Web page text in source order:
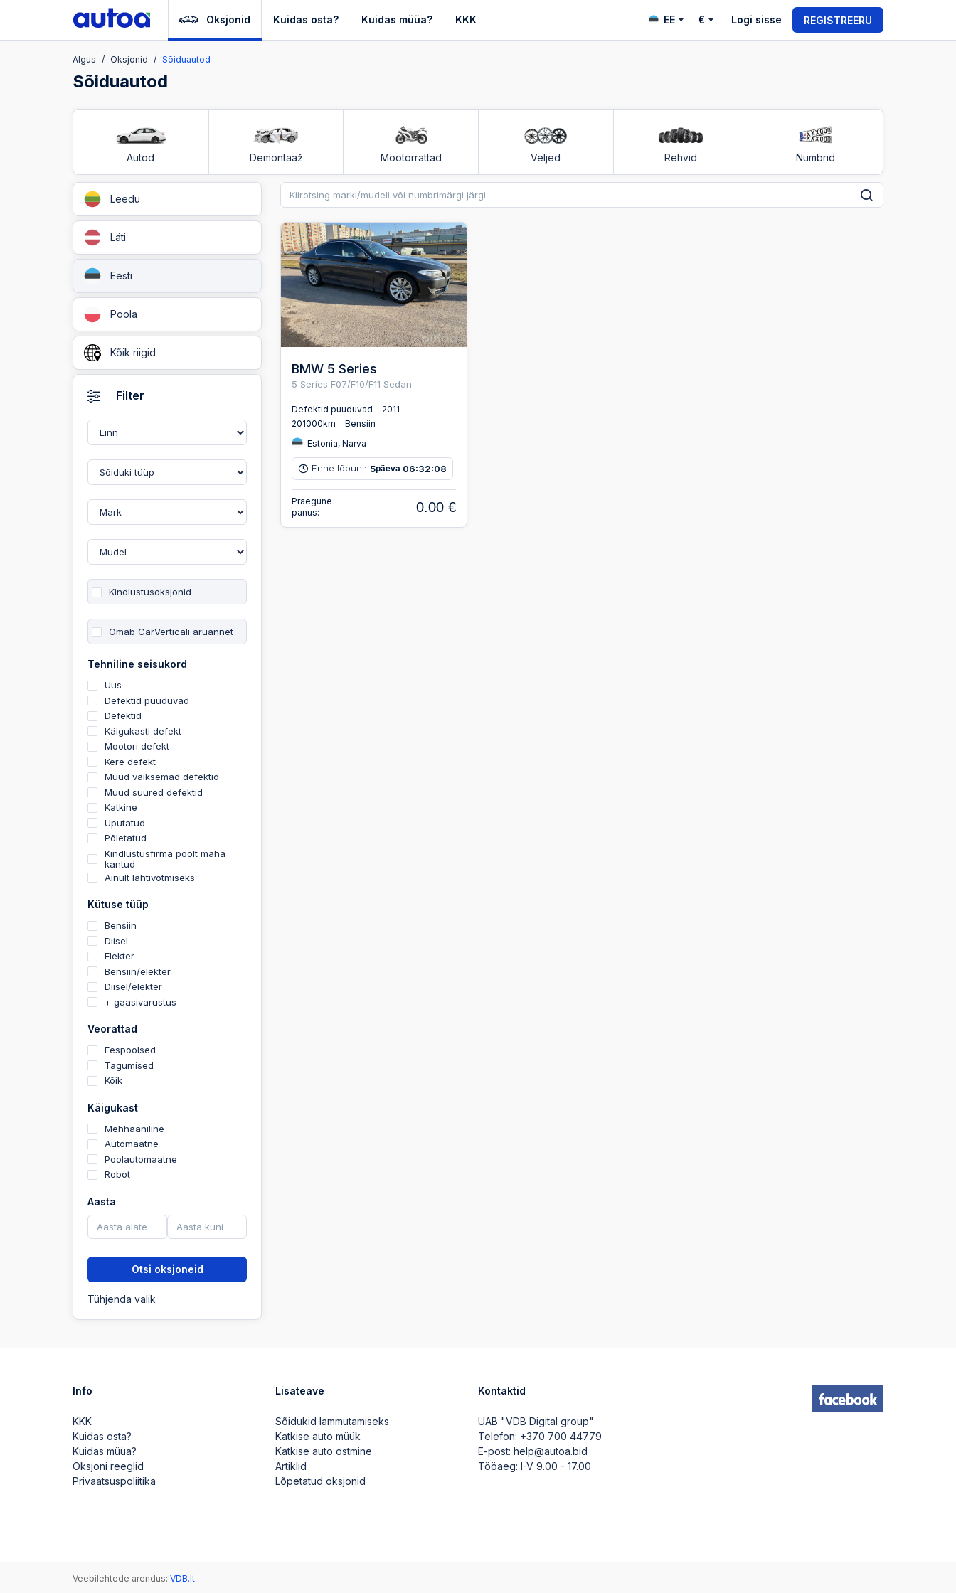
Oksjonid Kuidas osta? Kuidas müüa? KKK EE € Logi sisse REGISTREERU
Algus Oksjonid Sõiduautod
Sõiduautod
Autod Demontaaž Mootorrattad Veljed Rehvid Numbrid
Leedu
Läti
Eesti
Poola
Kõik riigid
Filter
Kindlustusoksjonid
Omab CarVerticali aruannet
Tehniline seisukord
Uus
Defektid puuduvad
Defektid
Käigukasti defekt
Mootori defekt
Kere defekt
Muud väiksemad defektid
Muud suured defektid
Katkine
Uputatud
Põletatud
Kindlustusfirma poolt maha
kantud
Ainult lahtivõtmiseks
Kütuse tüüp
Bensiin
Diisel
Elekter
Bensiin/elekter
Diisel/elekter
+ gaasivarustus
Veorattad
Eespoolsed
Tagumised
Kõik
Käigukast
Mehhaaniline
Automaatne
Poolautomaatne
Robot
Aasta
Otsi oksjoneid
Tühjenda valik
BMW 5 Series
5 Series F07/F10/F11 Sedan
Defektid puuduvad
2011
201000km
Bensiin
Estonia, Narva
Enne lõpuni: 5päeva 06:32:07
Praegune
panus:
0.00 €
Info
KKK
Kuidas osta?
Kuidas müüa?
Oksjoni reeglid
Privaatsuspoliitika
Lisateave
Sõidukid lammutamiseks
Katkise auto müük
Katkise auto ostmine
Artiklid
Lõpetatud oksjonid
Kontaktid
UAB "VDB Digital group"
Telefon: +370 700 44779
E-post: help@autoa.bid
Tööaeg: I-V 9.00 - 17.00
Veebilehtede arendus: VDB.lt